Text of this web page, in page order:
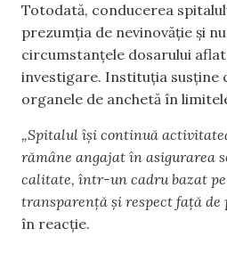
Totodată, conducerea
prezumția de nevinovăție și
circumstanțele dosarului
investigare. Instituția susține
organele de anchetă în
„Spitalul își continuă
rămâne angajat în asigurarea
calitate, într-un cadru bazat
transparență și respect față de
în reacție.